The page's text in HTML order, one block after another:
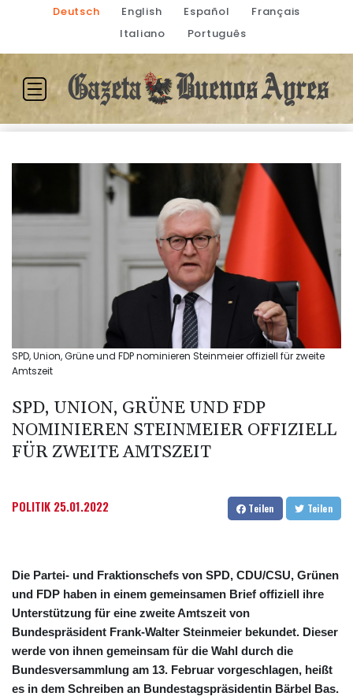
Deutsch English Español
Français
Italiano
Português
SPD, Union, Grüne und FDP nominieren Steinmeier offiziell für zweite
Amtszeit
SPD, UNION, GRÜNE UND FDP
NOMINIEREN STEINMEIER OFFIZIELL
FÜR ZWEITE AMTSZEIT
POLITIK 25.01.2022 Teilen Teilen
Die Partei- und Fraktionschefs von SPD, CDU/CSU, Grünen
und FDP haben in einem gemeinsamen Brief offiziell ihre
Unterstützung für eine zweite Amtszeit von
Bundespräsident Frank-Walter Steinmeier bekundet. Dieser
werde von ihnen gemeinsam für die Wahl durch die
Bundesversammlung am 13. Februar vorgeschlagen, heißt
es in dem Schreiben an Bundestagspräsidentin Bärbel Bas.